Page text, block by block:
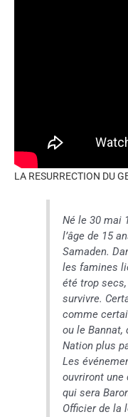
LA RESURRECTION DU
Né le 30 mai
l’âge de 15
Samaden.
les famines
été trop
survivre.
comme
ou le Bannat,
Nation plus
Les
ouvriront une
qui sera
Officier de la